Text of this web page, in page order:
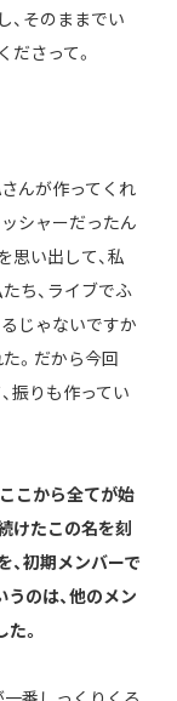
、そのままでい
ださって。
さんが作ってくれ
シャーだったん
思い出して、私
ち、ライブでふ
じゃないですか
。だから今回
振りも作ってい
こから全てが始
けたこの名を刻
、初期メンバーで
のは、他のメン
。